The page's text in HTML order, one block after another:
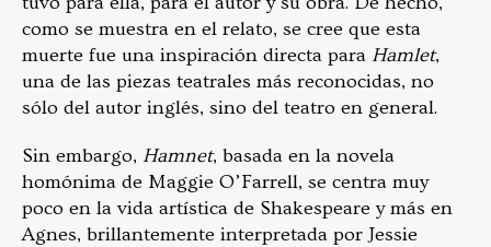
como se muestra en el relato, se cree que esta
muerte fue una inspiración directa para Hamlet,
una de las piezas teatrales más reconocidas, no
sólo del autor inglés, sino del teatro en general.
Sin embargo, Hamnet, basada en la novela
homónima de Maggie O’Farrell, se centra muy
poco en la vida artística de Shakespeare y más en
Agnes, brillantemente interpretada por Jessie